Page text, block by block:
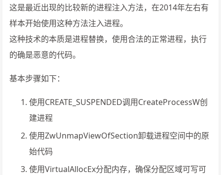
这是最近出现的比较新的进程注入方法，在2014年左右有
样本开始使用这种方法注入进程。
这种技术的本质是进程替换，使用合法的正常进程，执行
的确是恶意的代码。
基本步骤如下：
使用CREATE_SUSPENDED调用CreateProcessW创
建进程
使用ZwUnmapViewOfSection卸载进程空间中的原
始代码
使用VirtualAllocEx分配内存，确保分配区域可写可